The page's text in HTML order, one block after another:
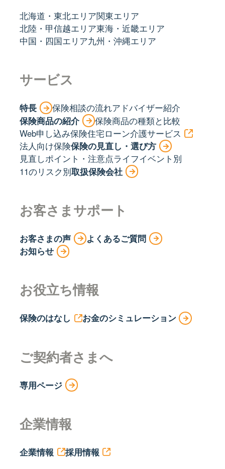
北海道・東北エリア関東エリア
北陸・甲信越エリア東海・近畿エリア
中国・四国エリア九州・沖縄エリア
サービス
特長 保険相談の流れアドバイザー紹介
保険商品の紹介
保険商品の種類と比較
Web申し込み保険住宅ローン介護サービス
法人向け保険保険の見直し・選び方
見直しポイント・注意点ライフイベント別
11のリスク別取扱保険会社
お客さまサポート
お客さまの声
よくあるご質問
お知らせ
お役立ち情報
保険のはなし お金のシミュレーション
ご契約者さまへ
専用ページ
企業情報
企業情報 採用情報